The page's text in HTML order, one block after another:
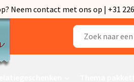
Neem contact met ons op | +31